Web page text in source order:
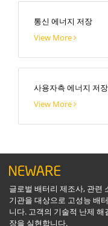
통신 에너지 저장
View More
사용자측 에너지 저장
View More
글로벌 배터리 제조사, 관련
기관을 대상으로 고성능 배
니다. 고객의 기술적 난제
장을 실현합니다.